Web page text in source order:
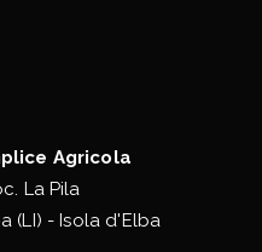
Agricola
La Pila
(LI) - Isola d'Elba